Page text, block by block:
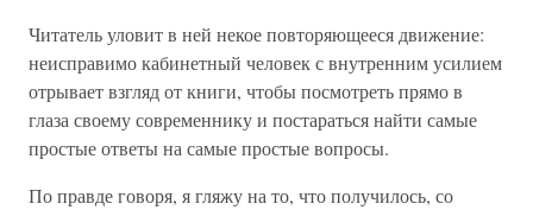
Читатель уловит в ней некое повторяющееся движение:
неисправимо кабинетный человек с внутренним усилием
отрывает взгляд от книги, чтобы посмотреть прямо в
глаза своему современнику и постараться найти самые
простые ответы на самые простые вопросы.
По правде говоря, я гляжу на то, что получилось, со